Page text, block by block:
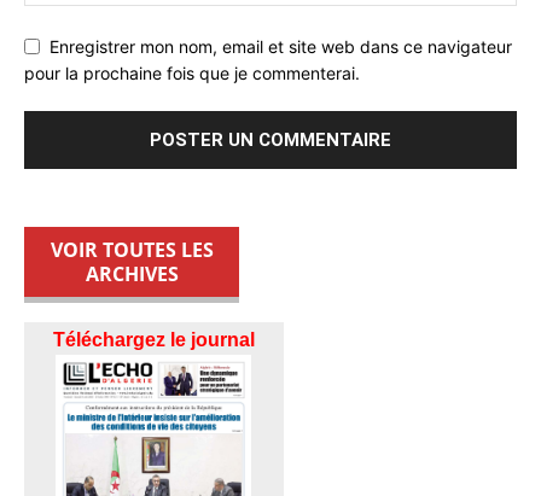
Enregistrer mon nom, email et site web dans ce navigateur
pour la prochaine fois que je commenterai.
VOIR TOUTES LES
ARCHIVES